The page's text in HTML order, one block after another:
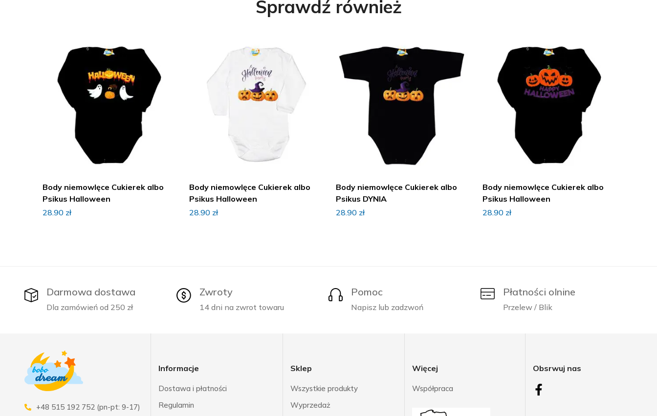
Sprawdź również
Body niemowlęce Cukierek albo
Psikus Halloween
28.90 zł
Body niemowlęce Cukierek albo
Psikus Halloween
28.90 zł
Body niemowlęce Cukierek albo
Psikus DYNIA
28.90 zł
Body niemowlęce Cukierek albo
Psikus Halloween
28.90 zł
Darmowa dostawa
Dla zamówień od 250 zł
Zwroty
14 dni na zwrot towaru
Pomoc
Napisz lub zadzwoń
Płatności olnine
Przelew / Blik
+48 515 192 752 (pn-pt: 9-17)
Informacje
Dostawa i płatności
Regulamin
Sklep
Wszystkie produkty
Wyprzedaż
Więcej
Współpraca
Obsrwuj nas